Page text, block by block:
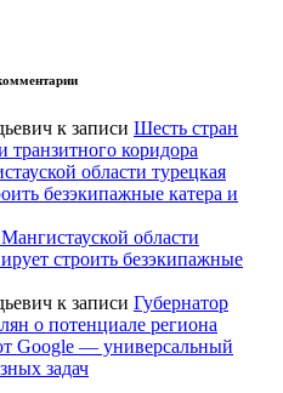
к записи Шесть стран
транзитного коридора
области турецкая
безэкипажные катера и
области
строить безэкипажные
к записи Губернатор
о потенциале региона
Google — универсальный
задач